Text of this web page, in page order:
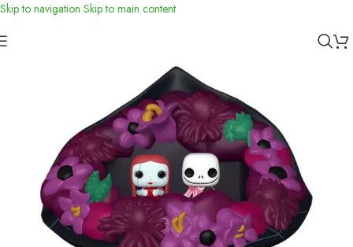
Skip to navigation Skip to main content
Inicio